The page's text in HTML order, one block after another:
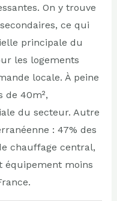
On y trouve
ce qui
principale du
les logements
locale. À peine
de 40m²,
du secteur. Autre
: 47% des
chauffage central,
équipement moins